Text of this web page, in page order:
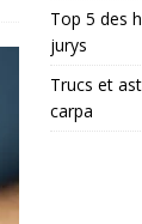
Top 5 des
jurys
Trucs et
carpa